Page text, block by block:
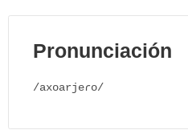
Pronunciación
/axoarjeɾo/